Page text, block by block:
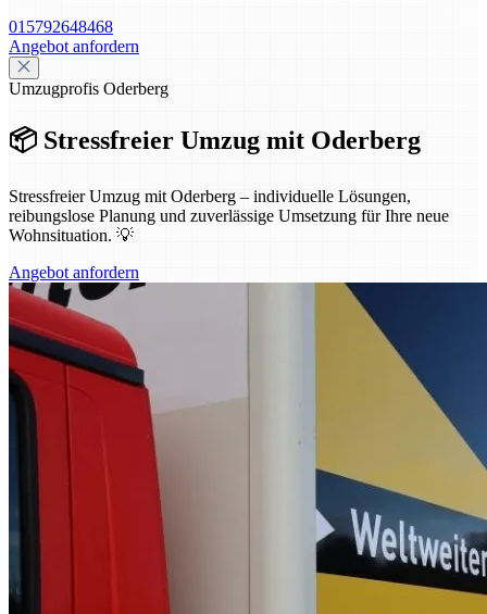
015792648468
Angebot anfordern
Umzugprofis Oderberg
📦 Stressfreier Umzug mit Oderberg
Stressfreier Umzug mit Oderberg – individuelle Lösungen,
reibungslose Planung und zuverlässige Umsetzung für Ihre neue
Wohnsituation. 💡
Angebot anfordern